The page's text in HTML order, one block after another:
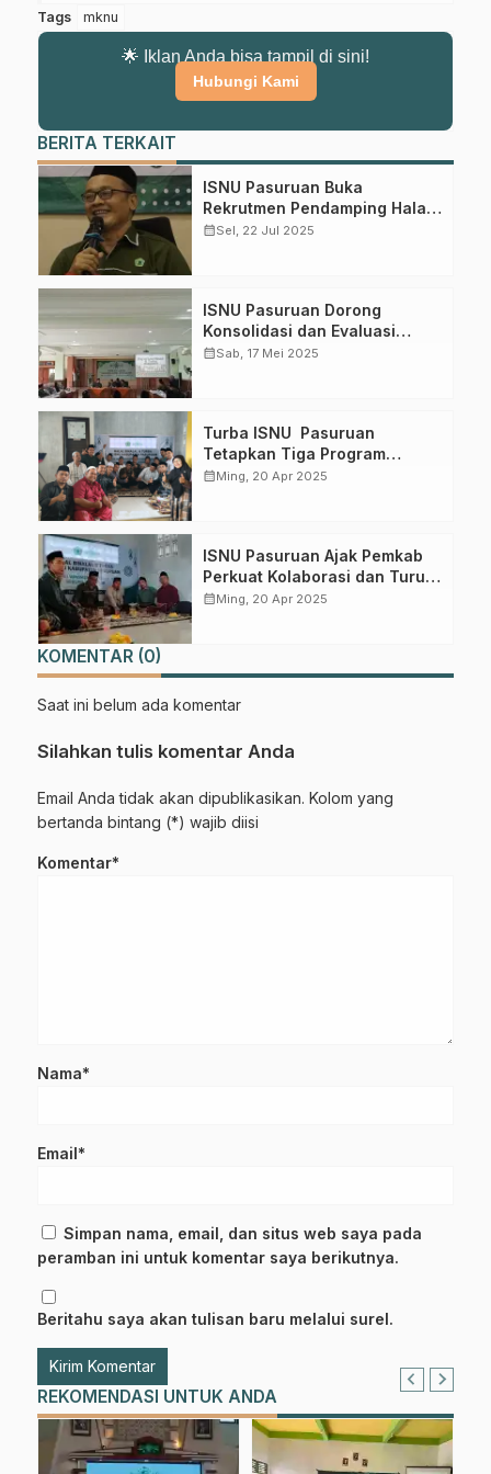
Gabung Channel WhatsApp NU
Dapatkan info kegiatan, kajian, dan berita terbaru langsung dari
sumber resmi NU Pasuruan.
Tags mknu
🌟 Iklan Anda bisa tampil di sini!
Hubungi Kami
BERITA TERKAIT
ISNU Pasuruan Buka
Rekrutmen Pendamping Halal,
Ajak Masyarakat Berdayakan
calendar_monthSel, 22 Jul 2025
ISNU Pasuruan Dorong
Konsolidasi dan Evaluasi
Kinerja Pendamping PPH
calendar_monthSab, 17 Mei 2025
Turba ISNU Pasuruan
Tetapkan Tiga Program
Strategis
calendar_monthMing, 20 Apr 2025
ISNU Pasuruan Ajak Pemkab
Perkuat Kolaborasi dan Turun
Langsung ke Masyarakat
calendar_monthMing, 20 Apr 2025
KOMENTAR (0)
Saat ini belum ada komentar
Silahkan tulis komentar Anda
Email Anda tidak akan dipublikasikan. Kolom yang
bertanda bintang (*) wajib diisi
Komentar*
Nama*
Email*
Simpan nama, email, dan situs web saya pada
peramban ini untuk komentar saya berikutnya.
Beritahu saya akan tulisan baru melalui surel.
REKOMENDASI UNTUK ANDA